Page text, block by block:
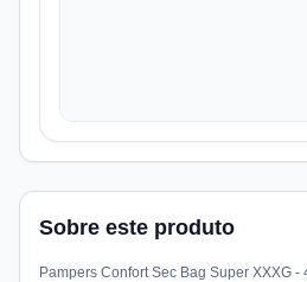
Sobre este produto
Pampers Confort Sec Bag Super XXXG